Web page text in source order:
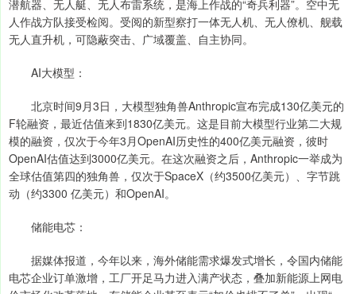
潜航器、无人艇、无人布雷系统，是海上作战的“奇兵利器”。空中无
人作战方队接受检阅。受阅的新型察打一体无人机、无人僚机、舰载
无人直升机，可隐蔽突击、广域覆盖、自主协同。
AI大模型：
北京时间9月3日，大模型独角兽Anthropic宣布完成130亿美元的
F轮融资，最近估值来到1830亿美元。这是目前大模型行业第二大规
模的融资，仅次于今年3月OpenAI历史性的400亿美元融资，彼时
OpenAI估值达到3000亿美元。在这次融资之后，Anthropic一举成为
全球估值第四的独角兽，仅次于SpaceX（约3500亿美元）、字节跳
动（约3300 亿美元）和OpenAI。
储能电芯：
据媒体报道，今年以来，海外储能需求爆发式增长，令国内储能
电芯企业订单激增，工厂开足马力进入满产状态，叠加新能源上网电